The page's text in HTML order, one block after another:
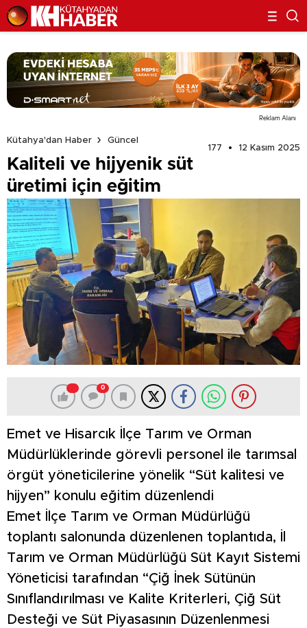
Reklam Alanı
Kütahya'dan Haber
Güncel
177
12 Kasım 2025
Kaliteli ve hijyenik süt
üretimi için eğitim
0
Emet ve Hisarcık İlçe Tarım ve Orman
Müdürlüklerinde görevli personel ile tarımsal
örgüt yöneticilerine yönelik “Süt kalitesi ve
hijyen” konulu eğitim düzenlendi
Emet İlçe Tarım ve Orman Müdürlüğü
toplantı salonunda düzenlenen toplantıda, İl
Tarım ve Orman Müdürlüğü Süt Kayıt Sistemi
Yöneticisi tarafından “Çiğ İnek Sütünün
Sınıflandırılması ve Kalite Kriterleri, Çiğ Süt
Desteği ve Süt Piyasasının Düzenlenmesi